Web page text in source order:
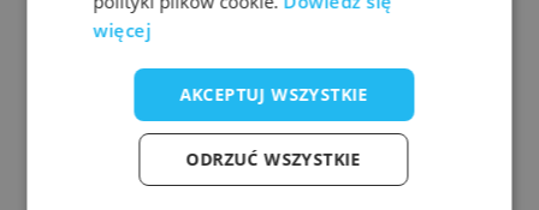
więcej
AKCEPTUJ WSZYSTKIE
ODRZUĆ WSZYSTKIE